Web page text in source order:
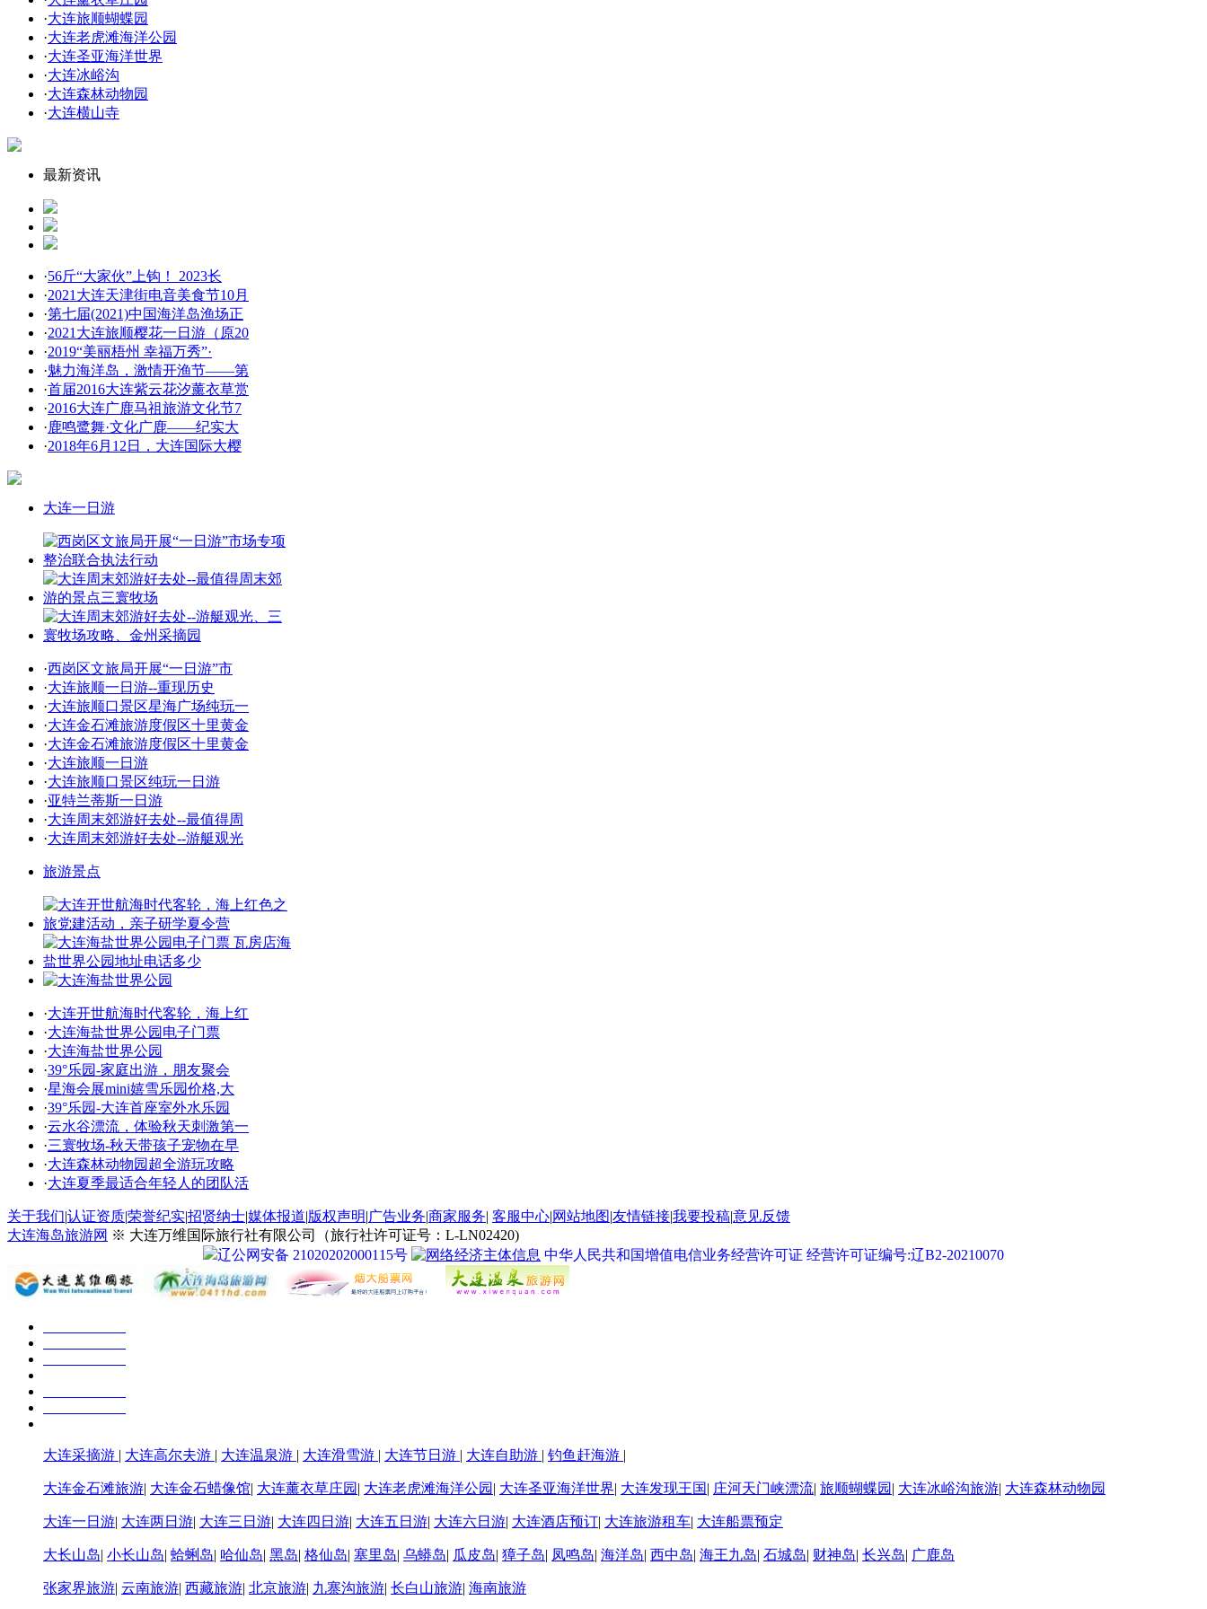
·大连旅顺蝴蝶园
·大连老虎滩海洋公园
·大连圣亚海洋世界
·大连冰峪沟
·大连森林动物园
·大连横山寺
最新资讯
·56斤“大家伙”上钩！ 2023长
·2021大连天津街电音美食节10月
·第七届(2021)中国海洋岛渔场正
·2021大连旅顺樱花一日游（原20
·2019“美丽梧州 幸福万秀”·
·魅力海洋岛，激情开渔节——第
·首届2016大连紫云花汐薰衣草赏
·2016大连广鹿马祖旅游文化节7
·鹿鸣鹭舞·文化广鹿——纪实大
·2018年6月12日，大连国际大樱
大连一日游
·西岗区文旅局开展“一日游”市
·大连旅顺一日游--重现历史
·大连旅顺口景区星海广场纯玩一
·大连金石滩旅游度假区十里黄金
·大连金石滩旅游度假区十里黄金
·大连旅顺一日游
·大连旅顺口景区纯玩一日游
·亚特兰蒂斯一日游
·大连周末郊游好去处--最值得周
·大连周末郊游好去处--游艇观光
旅游景点
·大连开世航海时代客轮，海上红
·大连海盐世界公园电子门票
·大连海盐世界公园
·39°乐园-家庭出游，朋友聚会
·星海会展mini嬉雪乐园价格,大
·39°乐园-大连首座室外水乐园
·云水谷漂流，体验秋天刺激第一
·三寰牧场-秋天带孩子宠物在早
·大连森林动物园超全游玩攻略
·大连夏季最适合年轻人的团队活
关于我们|认证资质|荣誉纪实|招贤纳士|媒体报道|版权声明|广告业务|商家服务| 客服中心|网站地图|友情链接|我要投稿|意见反馈
大连海岛旅游网 ※ 大连万维国际旅行社有限公司（旅行社许可证号：L-LN02420)
辽公网安备 21020202000115号
中华人民共和国增值电信业务经营许可证 经营许可证编号:辽B2-20210070
大连采摘游 | 大连高尔夫游 | 大连温泉游 | 大连滑雪游 | 大连节日游 | 大连自助游 | 钓鱼赶海游 |
大连金石滩旅游| 大连金石蜡像馆| 大连薰衣草庄园 | 大连老虎滩海洋公园 | 大连圣亚海洋世界| 大连发现王国| 庄河天门峡漂流| 旅顺蝴蝶园 | 大连冰峪沟旅游| 大连森林动物园
大连一日游| 大连两日游| 大连三日游| 大连四日游| 大连五日游| 大连六日游| 大连酒店预订| 大连旅游租车| 大连船票预定
大长山岛| 小长山岛| 蛤蜊岛| 哈仙岛| 黑岛| 格仙岛| 塞里岛| 乌蟒岛| 瓜皮岛| 獐子岛| 凤鸣岛| 海洋岛| 西中岛| 海王九岛| 石城岛| 财神岛| 长兴岛| 广鹿岛
张家界旅游| 云南旅游| 西藏旅游| 北京旅游| 九寨沟旅游| 长白山旅游| 海南旅游